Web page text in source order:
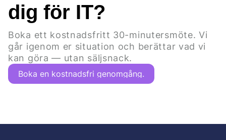
dig för IT?
Boka ett kostnadsfritt 30-minutersmöte. Vi
går igenom er situation och berättar vad vi
kan göra — utan säljsnack.
Boka en kostnadsfri genomgång.